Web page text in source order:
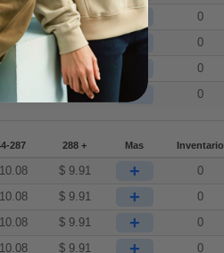
$9.91 +
0
$9.91 +
0
9.85 $ 9.69
0
$ 13.33 + 0
287 288 + Mas Inventario
10.08 $ 9.91 +
0
10.08 $ 9.91 +
0
10.08 $ 9.91 +
0
10.08 $ 9.91 +
0